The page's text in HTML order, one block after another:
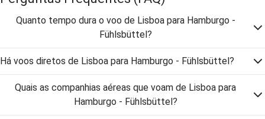
Quanto tempo dura o voo de Lisboa para Hamburgo -
Fühlsbüttel?
Há voos diretos de Lisboa para Hamburgo - Fühlsbüttel?
Quais as companhias aéreas que voam de Lisboa para
Hamburgo - Fühlsbüttel?